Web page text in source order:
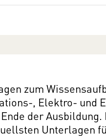
zum
, Elektro- und
der
Unter­lagen